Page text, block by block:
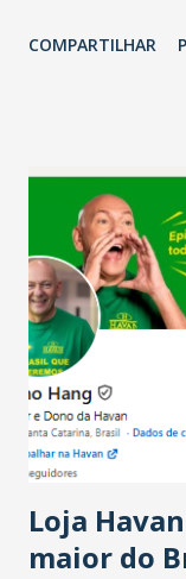
relação ao último
confraternizações
Salário para um
país tem a menor
Ainda segundo a
bares e
registraram
estabelecimentos
do observado no
novembro. Em
COMPARTILHAR
Loja
maior do